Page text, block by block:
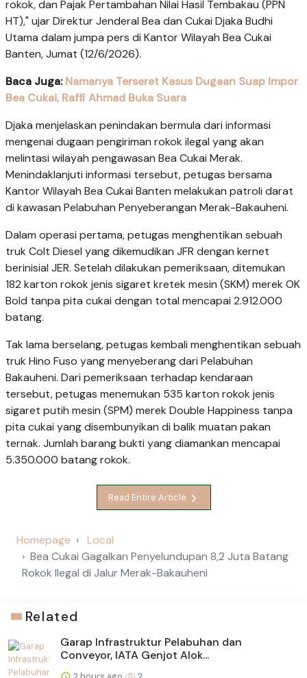
rokok, dan Pajak Pertambahan Nilai Hasil Tembakau (PPN
HT)," ujar Direktur Jenderal Bea dan Cukai Djaka Budhi
Utama dalam jumpa pers di Kantor Wilayah Bea Cukai
Banten, Jumat (12/6/2026).
Baca Juga:Namanya Terseret Kasus Dugaan Suap Impor
Bea Cukai, Raffi Ahmad Buka Suara
Djaka menjelaskan penindakan bermula dari informasi
mengenai dugaan pengiriman rokok ilegal yang akan
melintasi wilayah pengawasan Bea Cukai Merak.
Menindaklanjuti informasi tersebut, petugas bersama
Kantor Wilayah Bea Cukai Banten melakukan patroli darat
di kawasan Pelabuhan Penyeberangan Merak-Bakauheni.
Dalam operasi pertama, petugas menghentikan sebuah
truk Colt Diesel yang dikemudikan JFR dengan kernet
berinisial JER. Setelah dilakukan pemeriksaan, ditemukan
182 karton rokok jenis sigaret kretek mesin (SKM) merek OK
Bold tanpa pita cukai dengan total mencapai 2.912.000
batang.
Tak lama berselang, petugas kembali menghentikan sebuah
truk Hino Fuso yang menyeberang dari Pelabuhan
Bakauheni. Dari pemeriksaan terhadap kendaraan
tersebut, petugas menemukan 535 karton rokok jenis
sigaret putih mesin (SPM) merek Double Happiness tanpa
pita cukai yang disembunyikan di balik muatan pakan
ternak. Jumlah barang bukti yang diamankan mencapai
5.350.000 batang rokok.
Read Entire Article
Homepage
Local
Bea Cukai Gagalkan Penyelundupan 8,2 Juta Batang
Rokok Ilegal di Jalur Merak-Bakauheni
Related
Garap Infrastruktur Pelabuhan dan
Conveyor, IATA Genjot Alok...